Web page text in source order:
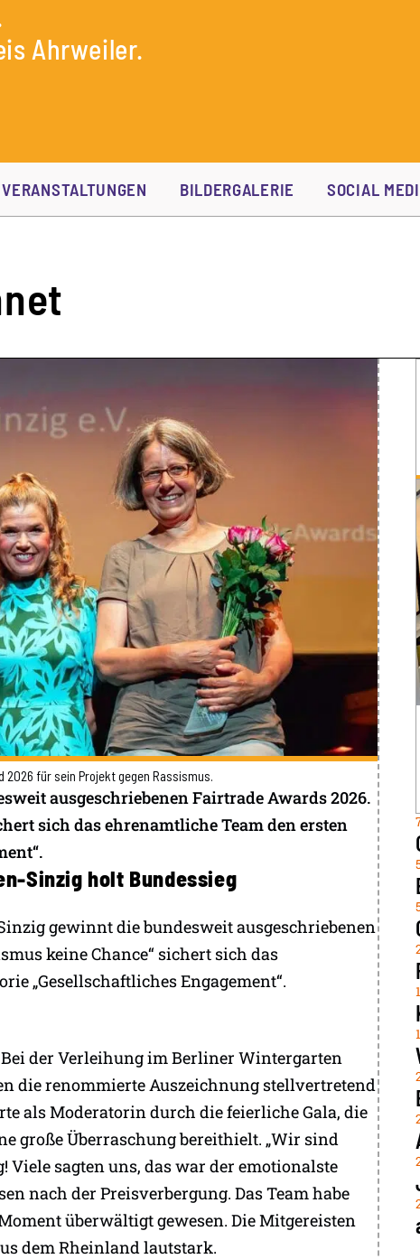
Ahrweiler.
VERANSTALTUNGEN BILDERGALERIE SOCIAL
2026 für sein Projekt gegen Rassismus.
ausgeschriebenen Fairtrade Awards 2026.
sich das ehrenamtliche Team den ersten
Sinzig holt Bundessieg
gewinnt die bundesweit ausgeschriebenen
keine Chance“ sichert sich das
„Gesellschaftliches Engagement“.
der Verleihung im Berliner Wintergarten
die renommierte Auszeichnung stellvertretend
als Moderatorin durch die feierliche Gala, die
große Überraschung bereithielt. „Wir sind
sagten uns, das war der emotionalste
nach der Preisverbergung. Das Team habe
überwältigt gewesen. Die Mitgereisten
dem Rheinland lautstark.